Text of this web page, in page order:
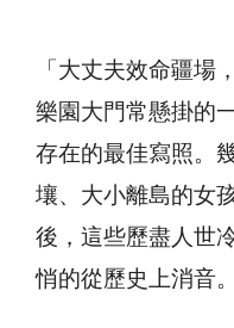
「大丈夫效命疆場
樂園大門常懸掛的
存在的最佳寫照。
壤、大小離島的女
後，這些歷盡人世
悄的從歷史上消音。